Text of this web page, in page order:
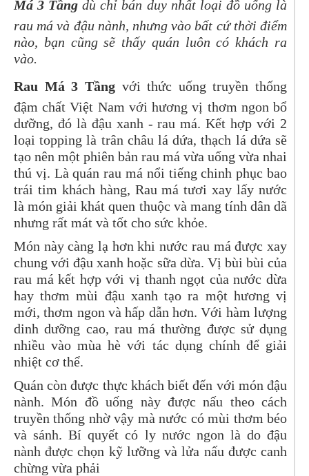
Má 3 Tầngdù chỉ bán duy nhất loại đồ uống là
rau má và đậu nành, nhưng vào bất cứ thời điểm
nào, bạn cũng sẽ thấy quán luôn có khách ra
vào.
Rau Má 3 Tầngvới thức uống truyền thống
đậm chất Việt Nam với hương vị thơm ngon bổ
dưỡng, đó là đậu xanh - rau má. Kết hợp với 2
loại topping là trân châu lá dứa, thạch lá dứa sẽ
tạo nên một phiên bản rau má vừa uống vừa nhai
thú vị. Là quán rau má nổi tiếng chinh phục bao
trái tim khách hàng, Rau má tươi xay lấy nước
là món giải khát quen thuộc và mang tính dân dã
nhưng rất mát và tốt cho sức khỏe.
Món này càng lạ hơn khi nước rau má được xay
chung với đậu xanh hoặc sữa dừa. Vị bùi bùi của
rau má kết hợp với vị thanh ngọt của nước dừa
hay thơm mùi đậu xanh tạo ra một hương vị
mới, thơm ngon và hấp dẫn hơn. Với hàm lượng
dinh dưỡng cao, rau má thường được sử dụng
nhiều vào mùa hè với tác dụng chính để giải
nhiệt cơ thể.
Quán còn được thực khách biết đến với món đậu
nành. Món đồ uống này được nấu theo cách
truyền thống nhờ vậy mà nước có mùi thơm béo
và sánh. Bí quyết có ly nước ngon là do đậu
nành được chọn kỹ lưỡng và lửa nấu được canh
chừng vừa phải